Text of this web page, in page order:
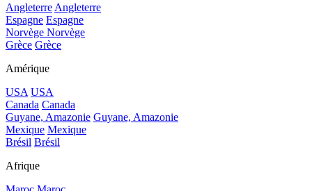
Angleterre Angleterre
Espagne Espagne
Norvège Norvège
Grèce Grèce
Amérique
USA USA
Canada Canada
Guyane, Amazonie Guyane, Amazonie
Mexique Mexique
Brésil Brésil
Afrique